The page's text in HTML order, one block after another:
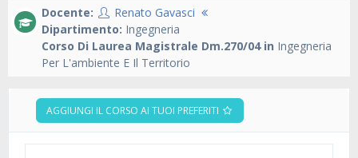
Docente:
Renato Gavasci
Dipartimento: Ingegneria
Corso Di Laurea Magistrale Dm.270/04 in Ingegneria
Per L'ambiente E Il Territorio
AGGIUNGI IL CORSO AI TUOI PREFERITI